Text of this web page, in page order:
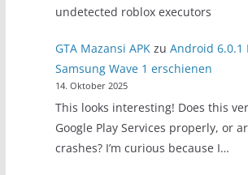
undetected roblox executors
GTA Mazansi APK zuAndroid
Samsung Wave 1 erschienen
14. Oktober 2025
This looks interesting! Does this
Google Play Services properly, or
crashes? I’m curious because I…